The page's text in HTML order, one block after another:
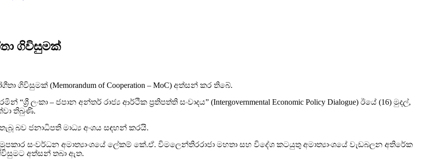
ගිවිසුමක්
ගිවිසුමක් (Memorandum of Cooperation – MoC) අත්සන් කර තිබේ.
ලංකා – ජපාන අන්තර් රාජ්‍ය ආර්ථික ප්‍රතිපත්ති සංවාදය” (Intergovernmental Economic Policy Dialogue) ඊයේ (16) මුදල්,
තිබුණි.
බව ජනාධිපති මාධ්‍ය අංශය සඳහන් කරයි.
සංවර්ධන අමාත්‍යාංශයේ ලේකම් කේ.ඒ. විමලෙන්තිරරාජා මහතා සහ විදේශ කටයුතු අමාත්‍යාංශයේ වැඩබලන අතිරේක
අත්සන් තබා ඇත.